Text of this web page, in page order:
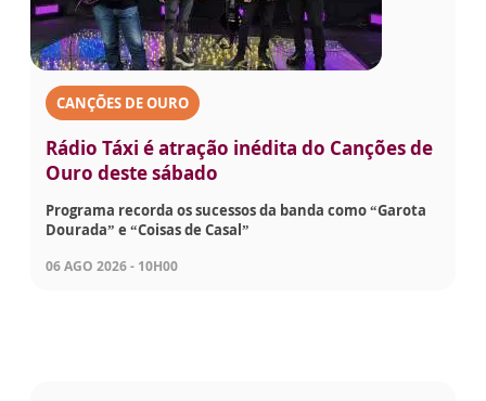
CANÇÕES DE OURO
Rádio Táxi é atração inédita do Canções de
Ouro deste sábado
Programa recorda os sucessos da banda como “Garota
Dourada” e “Coisas de Casal”
06 AGO 2026 - 10H00